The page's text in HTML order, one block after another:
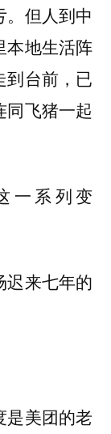
。但人到中
本地生活阵
到台前，已
同飞猪一起
一系列变
迟来七年的
是美团的老